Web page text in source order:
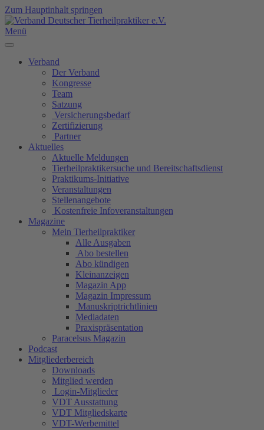
Zum Hauptinhalt springen
Menü
Verband
Der Verband
Kongresse
Team
Satzung
Versicherungsbedarf
Zertifizierung
Partner
Aktuelles
Aktuelle Meldungen
Tierheilpraktikersuche und Bereitschaftsdienst
Praktikums-Initiative
Veranstaltungen
Stellenangebote
Kostenfreie Infoveranstaltungen
Magazine
Mein Tierheilpraktiker
Alle Ausgaben
Abo bestellen
Abo kündigen
Kleinanzeigen
Magazin App
Magazin Impressum
Manuskriptrichtlinien
Mediadaten
Praxispräsentation
Paracelsus Magazin
Podcast
Mitgliederbereich
Downloads
Mitglied werden
Login-Mitglieder
VDT Ausstattung
VDT Mitgliedskarte
VDT-Werbemittel